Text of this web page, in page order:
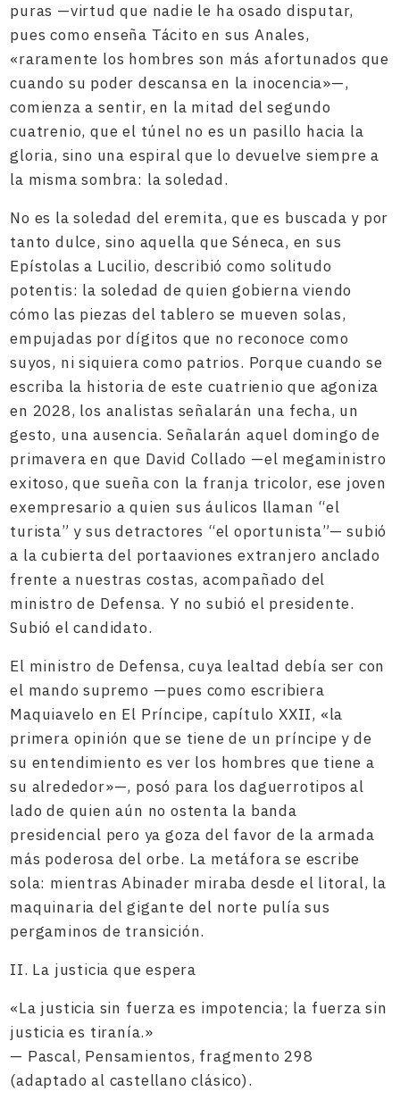
puras —virtud que nadie le ha osado disputar,
pues como enseña Tácito en sus Anales,
«raramente los hombres son más afortunados que
cuando su poder descansa en la inocencia»—,
comienza a sentir, en la mitad del segundo
cuatrenio, que el túnel no es un pasillo hacia la
gloria, sino una espiral que lo devuelve siempre a
la misma sombra: la soledad.
No es la soledad del eremita, que es buscada y por
tanto dulce, sino aquella que Séneca, en sus
Epístolas a Lucilio, describió como solitudo
potentis: la soledad de quien gobierna viendo
cómo las piezas del tablero se mueven solas,
empujadas por dígitos que no reconoce como
suyos, ni siquiera como patrios. Porque cuando se
escriba la historia de este cuatrienio que agoniza
en 2028, los analistas señalarán una fecha, un
gesto, una ausencia. Señalarán aquel domingo de
primavera en que David Collado —el megaministro
exitoso, que sueña con la franja tricolor, ese joven
exempresario a quien sus áulicos llaman “el
turista” y sus detractores “el oportunista”— subió
a la cubierta del portaaviones extranjero anclado
frente a nuestras costas, acompañado del
ministro de Defensa. Y no subió el presidente.
Subió el candidato.
El ministro de Defensa, cuya lealtad debía ser con
el mando supremo —pues como escribiera
Maquiavelo en El Príncipe, capítulo XXII, «la
primera opinión que se tiene de un príncipe y de
su entendimiento es ver los hombres que tiene a
su alrededor»—, posó para los daguerrotipos al
lado de quien aún no ostenta la banda
presidencial pero ya goza del favor de la armada
más poderosa del orbe. La metáfora se escribe
sola: mientras Abinader miraba desde el litoral, la
maquinaria del gigante del norte pulía sus
pergaminos de transición.
II. La justicia que espera
«La justicia sin fuerza es impotencia; la fuerza sin
justicia es tiranía.»
— Pascal, Pensamientos, fragmento 298
(adaptado al castellano clásico).